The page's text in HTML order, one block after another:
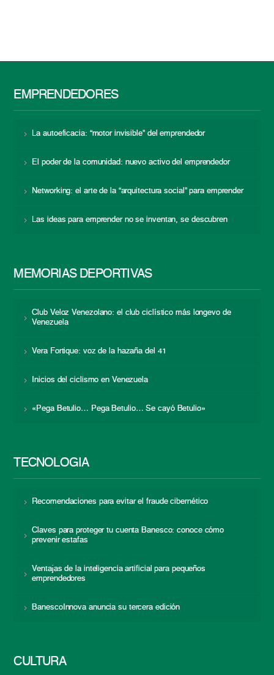
EMPRENDEDORES
La autoeficacia: “motor invisible” del emprendedor
El poder de la comunidad: nuevo activo del emprendedor
Networking: el arte de la “arquitectura social” para emprender
Las ideas para emprender no se inventan, se descubren
MEMORIAS DEPORTIVAS
Club Veloz Venezolano: el club ciclístico más longevo de
Venezuela
Vera Fortique: voz de la hazaña del 41
Inicios del ciclismo en Venezuela
«Pega Betulio… Pega Betulio… Se cayó Betulio»
TECNOLOGÍA
Recomendaciones para evitar el fraude cibernético
Claves para proteger tu cuenta Banesco: conoce cómo
prevenir estafas
Ventajas de la inteligencia artificial para pequeños
emprendedores
BanescoInnova anuncia su tercera edición
CULTURA